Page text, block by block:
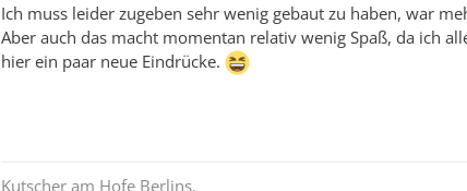
Ich muss leider zugeben sehr wenig gebaut zu haben, war
Aber auch das macht momentan relativ wenig Spaß, da ich
hier ein paar neue Eindrücke.
Kutscher am Hofe Berlins.